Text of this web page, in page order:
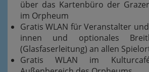
über das Kartenbüro der
im Orpheum
Gratis WLAN für Veranstalter
innen und optionales
(Glasfaserleitung) an allen
Gratis WLAN im